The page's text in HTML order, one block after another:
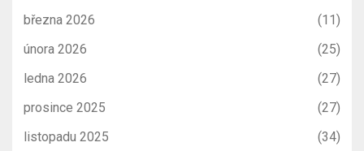
března 2026
(11)
února 2026
(25)
ledna 2026
(27)
prosince 2025
(27)
listopadu 2025
(34)